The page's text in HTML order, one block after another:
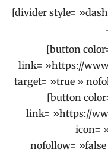
[divider style=
[button
link= »https://
target= »true »
[button
link= »https://
icon=
nofollow=